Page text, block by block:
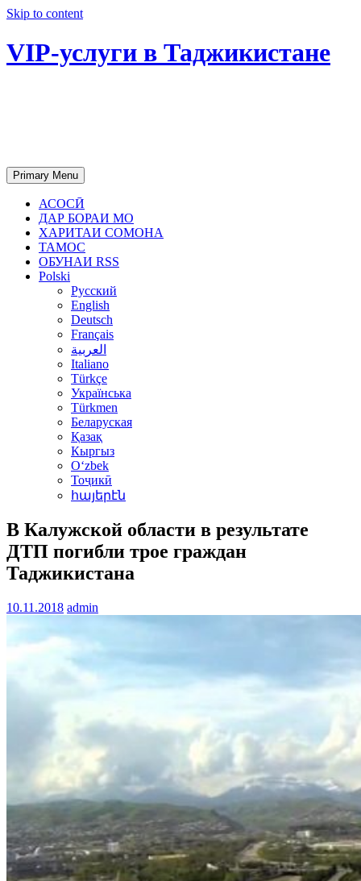
Skip to content
VIP-услуги в Таджикистане
Primary Menu
АСОСӢ
ДАР БОРАИ МО
ХАРИТАИ СОМОНА
ТАМОС
ОБУНАИ RSS
Polski
Русский
English
Deutsch
Français
العربية
Italiano
Türkçe
Українська
Türkmen
Беларуская
Қазақ
Кыргыз
Oʻzbek
Тоҷикӣ
հայերէն
В Калужской области в результате
ДТП погибли трое граждан
Таджикистана
10.11.2018 admin